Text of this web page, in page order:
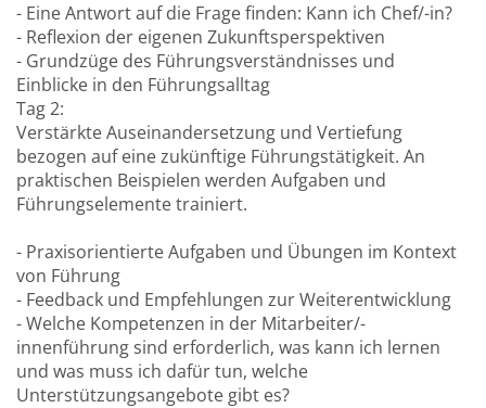
- Eine Antwort auf die Frage finden: Kann ich Chef/-in?
- Reflexion der eigenen Zukunftsperspektiven
- Grundzüge des Führungsverständnisses und
Einblicke in den Führungsalltag
Tag 2:
Verstärkte Auseinandersetzung und Vertiefung
bezogen auf eine zukünftige Führungstätigkeit. An
praktischen Beispielen werden Aufgaben und
Führungselemente trainiert.
- Praxisorientierte Aufgaben und Übungen im Kontext
von Führung
- Feedback und Empfehlungen zur Weiterentwicklung
- Welche Kompetenzen in der Mitarbeiter/-
innenführung sind erforderlich, was kann ich lernen
und was muss ich dafür tun, welche
Unterstützungsangebote gibt es?